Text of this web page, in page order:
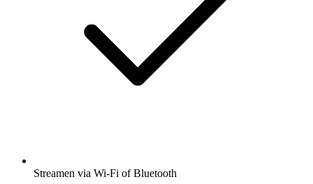
Streamen via Wi-Fi of Bluetooth